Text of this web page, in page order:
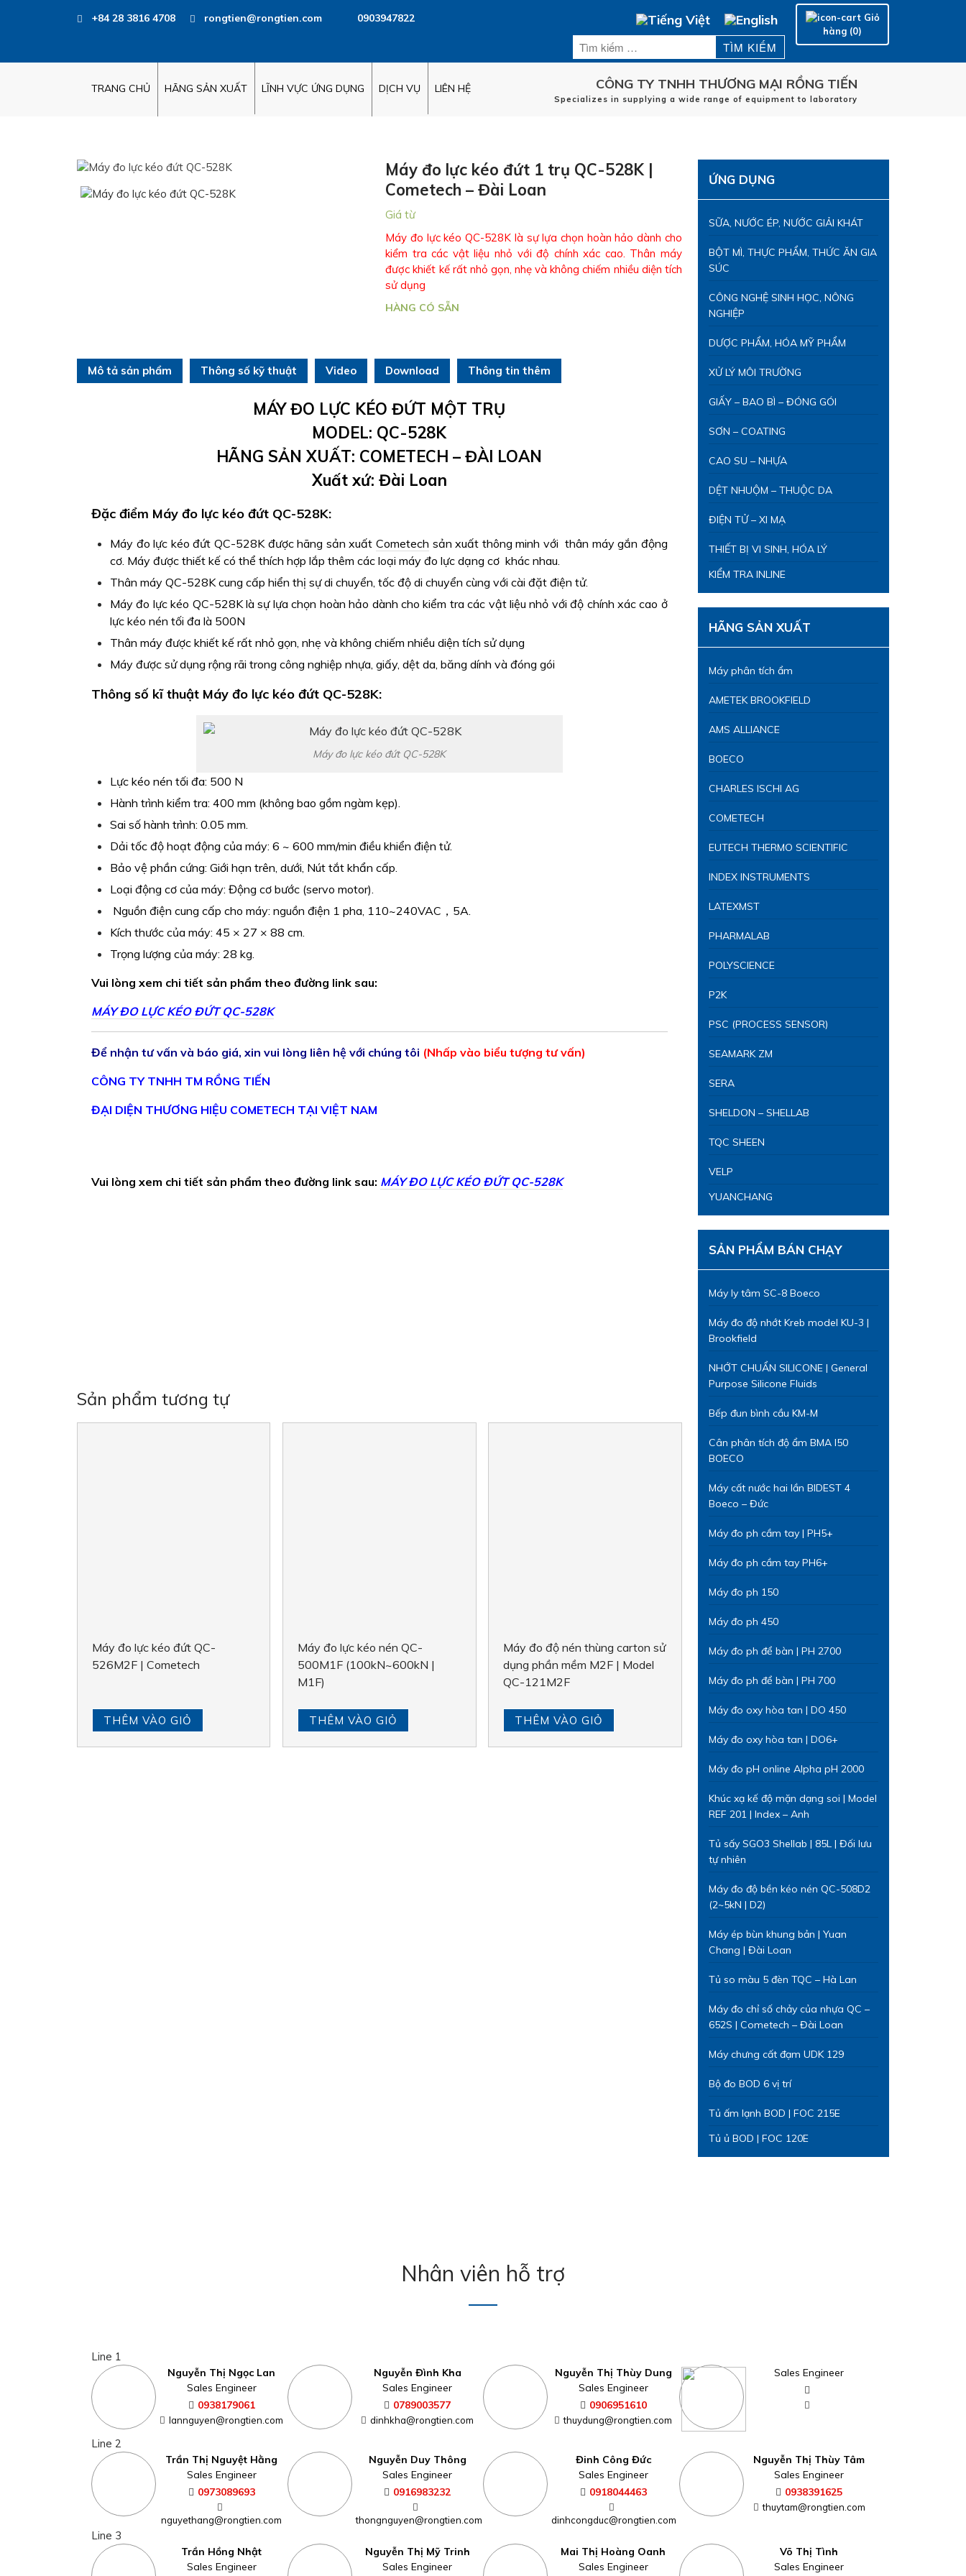
+84 28 3816 4708 rongtien@rongtien.com 0903947822
Giỏ
hàng (0)
CÔNG TY TNHH THƯƠNG MẠI RỒNG TIẾN
Specializes in supplying a wide range of equipment to laboratory
TRANG CHỦ HÃNG SẢN XUẤT LĨNH VỰC ỨNG DỤNG DỊCH VỤ LIÊN HỆ
Máy đo lực kéo đứt 1 trụ QC-528K |
Cometech – Đài Loan
Giá từ
Máy đo lực kéo QC-528K là sự lựa chọn hoàn hảo dành cho
kiểm tra các vật liệu nhỏ với độ chính xác cao. Thân máy
được khiết kế rất nhỏ gọn, nhẹ và không chiếm nhiều diện tích
sử dụng
HÀNG CÓ SẴN
Mô tả sản phẩm Thông số kỹ thuật Video Download Thông tin thêm
MÁY ĐO LỰC KÉO ĐỨT MỘT TRỤ
MODEL: QC-528K
HÃNG SẢN XUẤT: COMETECH – ĐÀI LOAN
Xuất xứ: Đài Loan
Đặc điểm Máy đo lực kéo đứt QC-528K:
Máy đo lực kéo đứt QC-528K được hãng sản xuất Cometech sản xuất thông minh với thân máy gắn động
cơ. Máy được thiết kế có thể thích hợp lắp thêm các loại máy đo lực dạng cơ khác nhau.
Thân máy QC-528K cung cấp hiển thị sự di chuyển, tốc độ di chuyển cùng với cài đặt điện tử.
Máy đo lực kéo QC-528K là sự lựa chọn hoàn hảo dành cho kiểm tra các vật liệu nhỏ với độ chính xác cao ở
lực kéo nén tối đa là 500N
Thân máy được khiết kế rất nhỏ gọn, nhẹ và không chiếm nhiều diện tích sử dụng
Máy được sử dụng rộng rãi trong công nghiệp nhựa, giấy, dệt da, băng dính và đóng gói
Thông số kĩ thuật Máy đo lực kéo đứt QC-528K:
Máy đo lực kéo đứt QC-528K
Lực kéo nén tối đa: 500 N
Hành trình kiểm tra: 400 mm (không bao gồm ngàm kẹp).
Sai số hành trình: 0.05 mm.
Dải tốc độ hoạt động của máy: 6 ~ 600 mm/min điều khiển điện tử.
Bảo vệ phần cứng: Giới hạn trên, dưới, Nút tắt khẩn cấp.
Loại động cơ của máy: Động cơ bước (servo motor).
Nguồn điện cung cấp cho máy: nguồn điện 1 pha, 110~240VAC，5A.
Kích thước của máy: 45 × 27 × 88 cm.
Trọng lượng của máy: 28 kg.
Vui lòng xem chi tiết sản phẩm theo đường link sau:
MÁY ĐO LỰC KÉO ĐỨT QC-528K
Để nhận tư vấn và báo giá, xin vui lòng liên hệ với chúng tôi (Nhấp vào biểu tượng tư vấn)
CÔNG TY TNHH TM RỒNG TIẾN
ĐẠI DIỆN THƯƠNG HIỆU COMETECH TẠI VIỆT NAM
Vui lòng xem chi tiết sản phẩm theo đường link sau: MÁY ĐO LỰC KÉO ĐỨT QC-528K
Sản phẩm tương tự
Máy đo lực kéo đứt QC-
526M2F | Cometech
THÊM VÀO GIỎ
Máy đo lực kéo nén QC-
500M1F (100kN~600kN |
M1F)
THÊM VÀO GIỎ
Máy đo độ nén thùng carton sử
dụng phần mềm M2F | Model
QC-121M2F
THÊM VÀO GIỎ
ỨNG DỤNG
SỮA, NƯỚC ÉP, NƯỚC GIẢI KHÁT
BỘT MÌ, THỰC PHẨM, THỨC ĂN GIA
SÚC
CÔNG NGHỆ SINH HỌC, NÔNG
NGHIỆP
DƯỢC PHẨM, HÓA MỸ PHẨM
XỬ LÝ MÔI TRƯỜNG
GIẤY – BAO BÌ – ĐÓNG GÓI
SƠN – COATING
CAO SU – NHỰA
DỆT NHUỘM – THUỘC DA
ĐIỆN TỬ – XI MẠ
THIẾT BỊ VI SINH, HÓA LÝ
KIỂM TRA INLINE
HÃNG SẢN XUẤT
Máy phân tích ẩm
AMETEK BROOKFIELD
AMS ALLIANCE
BOECO
CHARLES ISCHI AG
COMETECH
EUTECH THERMO SCIENTIFIC
INDEX INSTRUMENTS
LATEXMST
PHARMALAB
POLYSCIENCE
P2K
PSC (PROCESS SENSOR)
SEAMARK ZM
SERA
SHELDON – SHELLAB
TQC SHEEN
VELP
YUANCHANG
SẢN PHẨM BÁN CHẠY
Máy ly tâm SC-8 Boeco
Máy đo độ nhớt Kreb model KU-3 |
Brookfield
NHỚT CHUẨN SILICONE | General
Purpose Silicone Fluids
Bếp đun bình cầu KM-M
Cân phân tích độ ẩm BMA I50
BOECO
Máy cất nước hai lần BIDEST 4
Boeco – Đức
Máy đo ph cầm tay | PH5+
Máy đo ph cầm tay PH6+
Máy đo ph 150
Máy đo ph 450
Máy đo ph để bàn | PH 2700
Máy đo ph để bàn | PH 700
Máy đo oxy hòa tan | DO 450
Máy đo oxy hòa tan | DO6+
Máy đo pH online Alpha pH 2000
Khúc xạ kế độ mặn dạng soi | Model
REF 201 | Index – Anh
Tủ sấy SGO3 Shellab | 85L | Đối lưu
tự nhiên
Máy đo độ bền kéo nén QC-508D2
(2~5kN | D2)
Máy ép bùn khung bản | Yuan
Chang | Đài Loan
Tủ so màu 5 đèn TQC – Hà Lan
Máy đo chỉ số chảy của nhựa QC –
652S | Cometech – Đài Loan
Máy chưng cất đạm UDK 129
Bộ đo BOD 6 vị trí
Tủ ấm lạnh BOD | FOC 215E
Tủ ủ BOD | FOC 120E
Nhân viên hỗ trợ
Line 1
Nguyễn Thị Ngọc Lan
Sales Engineer
0938179061
lannguyen@rongtien.com
Nguyễn Đình Kha
Sales Engineer
0789003577
dinhkha@rongtien.com
Nguyễn Thị Thùy Dung
Sales Engineer
0906951610
thuydung@rongtien.com
Sales Engineer
Line 2
Trần Thị Nguyệt Hằng
Sales Engineer
0973089693
nguyethang@rongtien.com
Nguyễn Duy Thông
Sales Engineer
0916983232
thongnguyen@rongtien.com
Đinh Công Đức
Sales Engineer
0918044463
dinhcongduc@rongtien.com
Nguyễn Thị Thùy Tâm
Sales Engineer
0938391625
thuytam@rongtien.com
Line 3
Trần Hồng Nhật
Sales Engineer
Nguyễn Thị Mỹ Trinh
Sales Engineer
Mai Thị Hoàng Oanh
Sales Engineer
Võ Thị Tình
Sales Engineer